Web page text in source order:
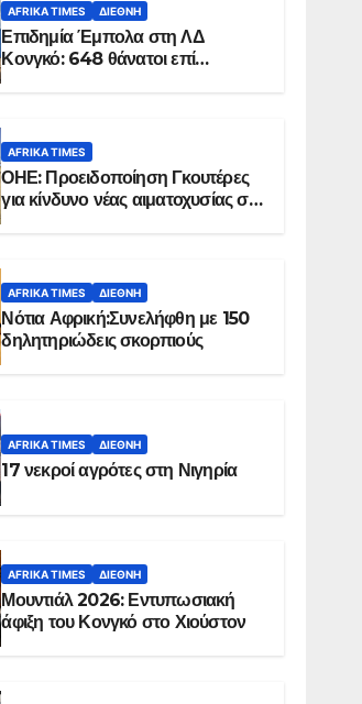
AFRIKA TIMES ΔΙΕΘΝΉ
Επιδημία Έμπολα στη ΛΔ
Κονγκό: 648 θάνατοι επί
AFRIKA TIMES
ΟΗΕ: Προειδοποίηση Γκουτέρες
για κίνδυνο νέας αιματοχυσίας στο
AFRIKA TIMES ΔΙΕΘΝΉ
Νότια Αφρική:Συνελήφθη με 150
δηλητηριώδεις σκορπιούς
AFRIKA TIMES ΔΙΕΘΝΉ
17 νεκροί αγρότες στη Νιγηρία
AFRIKA TIMES ΔΙΕΘΝΉ
Μουντιάλ 2026: Εντυπωσιακή
άφιξη του Κονγκό στο Χιούστον